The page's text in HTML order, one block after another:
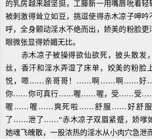
的乳房越来越坚挺，工藤新一用嘴唇吮着
被刺激得耸立如豆，挑逗使得赤木凉子呻吟
呼，全身颤动淫水不绝而出，娇美的粉脸更
眼微张显得娇媚无比。
赤木凉子被操得欲仙欲死，披头散发
丝，香汗和淫水弄湿了床单，姣美的粉脸
悦，嗯……亲哥哥！……啊……啊……好
你……你可真行……喔……喔，受……受
喔……喔……爽死啦……舒服……好舒
了……泄了……”赤木凉子双眉紧蹙，娇嗲
她魂飞魄散，一股浓热的淫水从小肉穴急泄